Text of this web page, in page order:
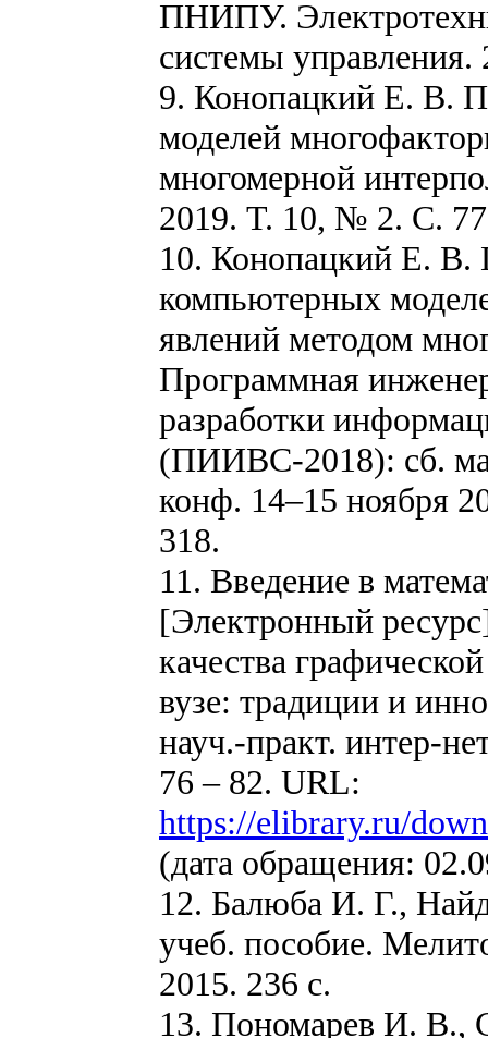
ПНИПУ.
системы
9. Конопацкий Е. В.
моделей
многомерной
2019. Т. 10, № 2. С.
10. Конопацкий Е. В.
компьютерных
явлений методом
Программная
разработки
(ПИИВС-2018): сб.
конф. 14–15 ноября
318.
11. Введение в
[Электронный
качества
вузе: традиции и
науч.-практ. интер-
76 – 82. URL:
https://elibrary.ru/
(дата обращения:
12. Балюба И. Г.,
учеб. пособие.
2015. 236 с.
13. Пономарев И. В.,